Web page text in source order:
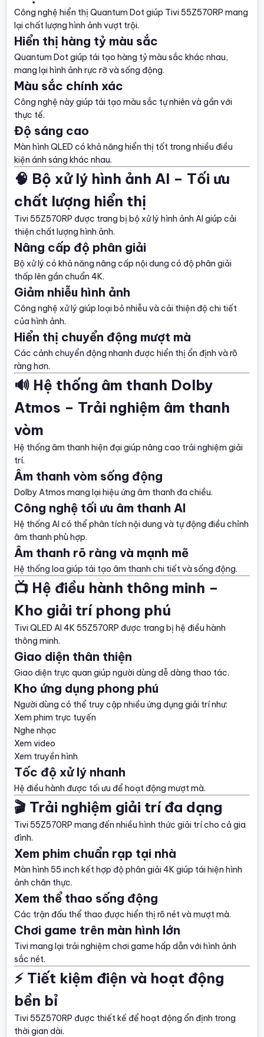
Công nghệ hiển thị Quantum Dot giúp Tivi 55Z570RP mang
lại chất lượng hình ảnh vượt trội.
Hiển thị hàng tỷ màu sắc
Quantum Dot giúp tái tạo hàng tỷ màu sắc khác nhau,
mang lại hình ảnh rực rỡ và sống động.
Màu sắc chính xác
Công nghệ này giúp tái tạo màu sắc tự nhiên và gần với
thực tế.
Độ sáng cao
Màn hình QLED có khả năng hiển thị tốt trong nhiều điều
kiện ánh sáng khác nhau.
🧠 Bộ xử lý hình ảnh AI – Tối ưu
chất lượng hiển thị
Tivi 55Z570RP được trang bị bộ xử lý hình ảnh AI giúp cải
thiện chất lượng hình ảnh.
Nâng cấp độ phân giải
Bộ xử lý có khả năng nâng cấp nội dung có độ phân giải
thấp lên gần chuẩn 4K.
Giảm nhiễu hình ảnh
Công nghệ xử lý giúp loại bỏ nhiễu và cải thiện độ chi tiết
của hình ảnh.
Hiển thị chuyển động mượt mà
Các cảnh chuyển động nhanh được hiển thị ổn định và rõ
ràng hơn.
🔊 Hệ thống âm thanh Dolby
Atmos – Trải nghiệm âm thanh
vòm
Hệ thống âm thanh hiện đại giúp nâng cao trải nghiệm giải
trí.
Âm thanh vòm sống động
Dolby Atmos mang lại hiệu ứng âm thanh đa chiều.
Công nghệ tối ưu âm thanh AI
Hệ thống AI có thể phân tích nội dung và tự động điều chỉnh
âm thanh phù hợp.
Âm thanh rõ ràng và mạnh mẽ
Hệ thống loa giúp tái tạo âm thanh chi tiết và sống động.
📺 Hệ điều hành thông minh –
Kho giải trí phong phú
Tivi QLED AI 4K 55Z570RP được trang bị hệ điều hành
thông minh.
Giao diện thân thiện
Giao diện trực quan giúp người dùng dễ dàng thao tác.
Kho ứng dụng phong phú
Người dùng có thể truy cập nhiều ứng dụng giải trí như:
Xem phim trực tuyến
Nghe nhạc
Xem video
Xem truyền hình
Tốc độ xử lý nhanh
Hệ điều hành được tối ưu để hoạt động mượt mà.
🎬 Trải nghiệm giải trí đa dạng
Tivi 55Z570RP mang đến nhiều hình thức giải trí cho cả gia
đình.
Xem phim chuẩn rạp tại nhà
Màn hình 55 inch kết hợp độ phân giải 4K giúp tái hiện hình
ảnh chân thực.
Xem thể thao sống động
Các trận đấu thể thao được hiển thị rõ nét và mượt mà.
Chơi game trên màn hình lớn
Tivi mang lại trải nghiệm chơi game hấp dẫn với hình ảnh
sắc nét.
⚡ Tiết kiệm điện và hoạt động
bền bỉ
Tivi 55Z570RP được thiết kế để hoạt động ổn định trong
thời gian dài.